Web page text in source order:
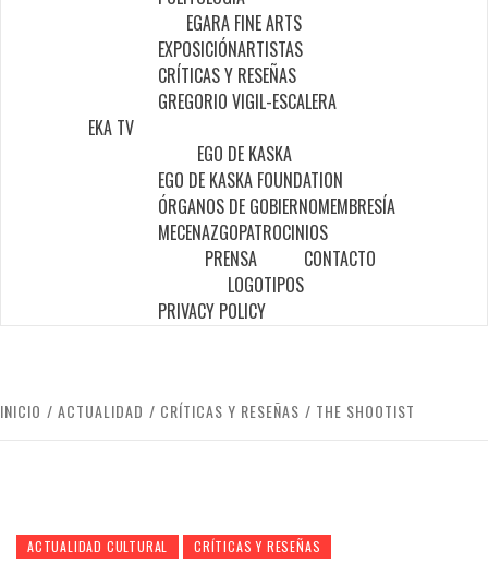
EGARA FINE ARTS
EXPOSICIÓNARTISTAS
CRÍTICAS Y RESEÑAS
GREGORIO VIGIL-ESCALERA
EKA TV
EGO DE KASKA
EGO DE KASKA FOUNDATION
ÓRGANOS DE GOBIERNOMEMBRESÍA
MECENAZGOPATROCINIOS
PRENSA
LOGOTIPOS
CONTACTO
PRIVACY POLICY
INICIO ACTUALIDAD CRÍTICAS Y RESEÑAS THE SHOOTIST
ACTUALIDAD CULTURAL CRÍTICAS Y RESEÑAS